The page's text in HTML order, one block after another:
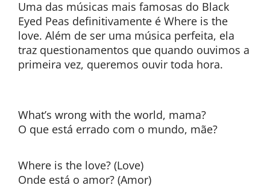
Uma das músicas mais famosas do Black
Eyed Peas definitivamente é Where is the
love. Além de ser uma música perfeita, ela
traz questionamentos que quando ouvimos a
primeira vez, queremos ouvir toda hora.
What’s wrong with the world, mama?
O que está errado com o mundo, mãe?
Where is the love? (Love)
Onde está o amor? (Amor)